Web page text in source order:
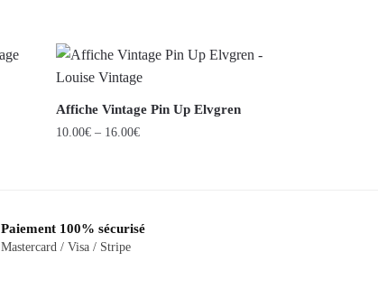
Affiche Vintage Pin Up Elvgren
10.00€– 16.00€
plusieurs
variations.
Paiement 100% sécurisé
Mastercard / Visa / Stripe